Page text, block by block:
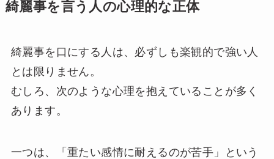
綺麗事を言う人の心理的な正体
綺麗事を口にする人は、必ずしも楽観的で強い人
とは限りません。
むしろ、次のような心理を抱えていることが多く
あります。
一つは、「重たい感情に耐えるのが苦手」という